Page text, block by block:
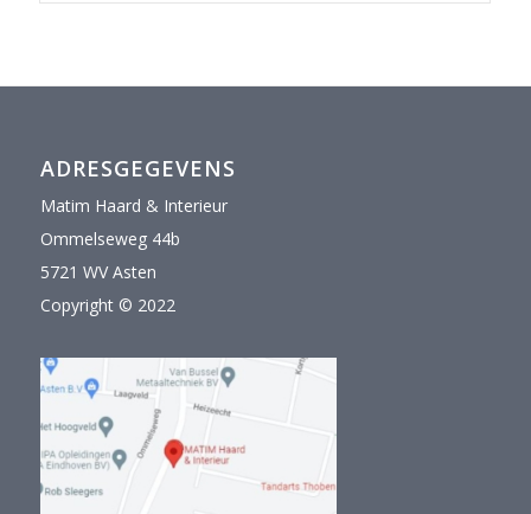
ADRESGEGEVENS
Matim Haard & Interieur
Ommelseweg 44b
5721 WV Asten
Copyright © 2022